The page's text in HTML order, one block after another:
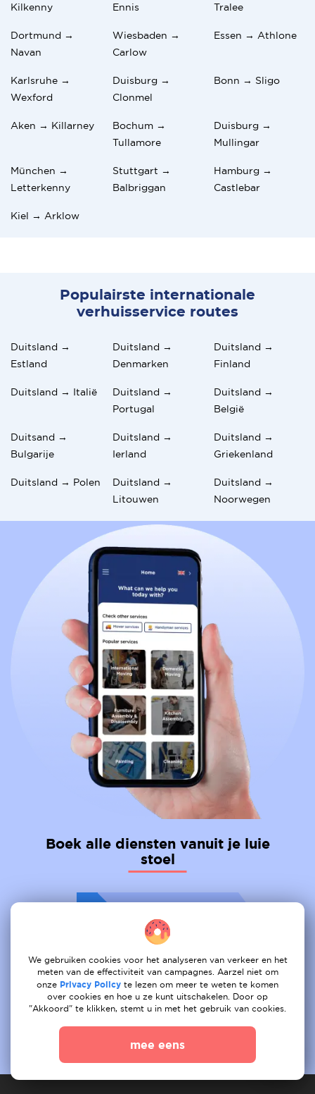
Kilkenny
Ennis
Tralee
Dortmund →
Navan
Wiesbaden →
Carlow
Essen → Athlone
Karlsruhe →
Wexford
Duisburg →
Clonmel
Bonn → Sligo
Aken → Killarney
Bochum →
Tullamore
Duisburg →
Mullingar
München →
Letterkenny
Stuttgart →
Balbriggan
Hamburg →
Castlebar
Kiel → Arklow
Populairste internationale
verhuisservice routes
Duitsland →
Estland
Duitsland →
Denmarken
Duitsland →
Finland
Duitsland → Italië
Duitsland →
Portugal
Duitsland →
België
Duitsand →
Bulgarije
Duitsland →
Ierland
Duitsland →
Griekenland
Duitsland → Polen
Duitsland →
Litouwen
Duitsland →
Noorwegen
Boek alle diensten vanuit je luie
stoel
01
Krijg een aanbod
03 Boek
We gebruiken cookies voor het analyseren van verkeer en het
meten van de effectiviteit van campagnes. Aarzel niet om
onze Privacy Policy te lezen om meer te weten te komen
over cookies en hoe u ze kunt uitschakelen. Door op
"Akkoord" te klikken, stemt u in met het gebruik van cookies.
mee eens